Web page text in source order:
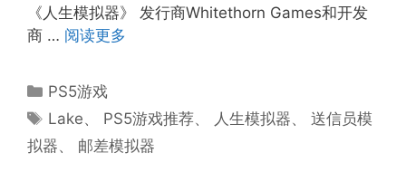
《人生模拟器》 发行商Whitethorn Games和开发
商 … 阅读更多
分
类
PS5游戏
标
签
Lake、 PS5游戏推荐、 人生模拟器、送信员模
拟器、 邮差模拟器